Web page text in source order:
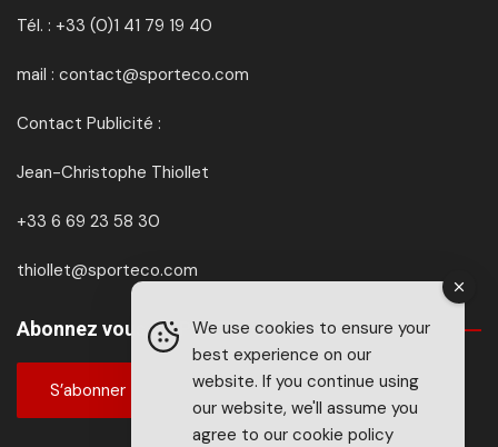
Tél. : +33 (0)1 41 79 19 40
mail : contact@sporteco.com
Contact Publicité :
Jean-Christophe Thiollet
+33 6 69 23 58 30
thiollet@sporteco.com
Abonnez vous à SPORTéco & BIKEéco
S’abonner
We use cookies to ensure your
best experience on our
website. If you continue using
our website, we'll assume you
agree to our cookie policy